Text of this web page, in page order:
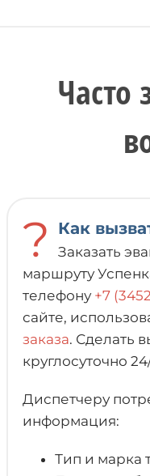
Часто
? Как
Заказать
маршруту
телефону +7
сайте,
заказа. Сделать
круглосуточно
Диспетчеру
информация:
Тип и марка